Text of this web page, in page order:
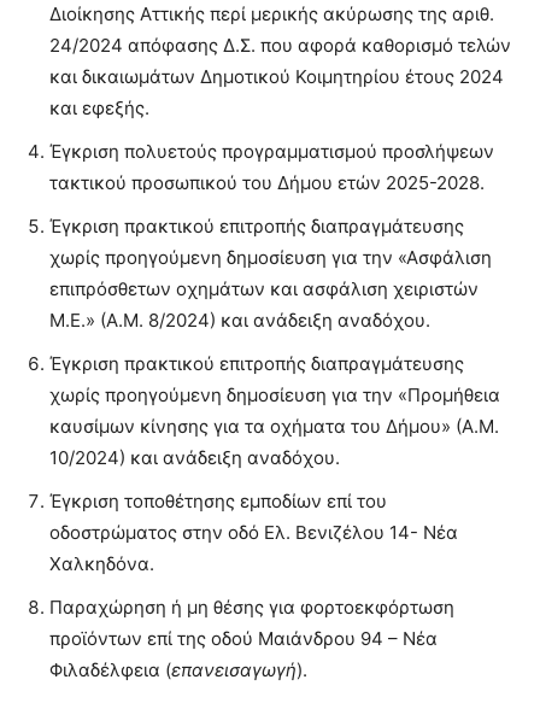
Διοίκησης Αττικής περί μερικής ακύρωσης της αριθ.
24/2024 απόφασης Δ.Σ. που αφορά καθορισμό τελών
και δικαιωμάτων Δημοτικού Κοιμητηρίου έτους 2024
και εφεξής.
Έγκριση πολυετούς προγραμματισμού προσλήψεων
τακτικού προσωπικού του Δήμου ετών 2025-2028.
Έγκριση πρακτικού επιτροπής διαπραγμάτευσης
χωρίς προηγούμενη δημοσίευση για την «Ασφάλιση
επιπρόσθετων οχημάτων και ασφάλιση χειριστών
Μ.Ε.» (Α.Μ. 8/2024) και ανάδειξη αναδόχου.
Έγκριση πρακτικού επιτροπής διαπραγμάτευσης
χωρίς προηγούμενη δημοσίευση για την «Προμήθεια
καυσίμων κίνησης για τα οχήματα του Δήμου» (Α.Μ.
10/2024) και ανάδειξη αναδόχου.
Έγκριση τοποθέτησης εμποδίων επί του
οδοστρώματος στην οδό Ελ. Βενιζέλου 14- Νέα
Χαλκηδόνα.
Παραχώρηση ή μη θέσης για φορτοεκφόρτωση
προϊόντων επί της οδού Μαιάνδρου 94 – Νέα
Φιλαδέλφεια (επανεισαγωγή).